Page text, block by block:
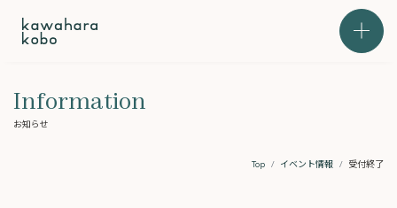
メニュ
Information
お知らせ
Top イベント情報 受付終了